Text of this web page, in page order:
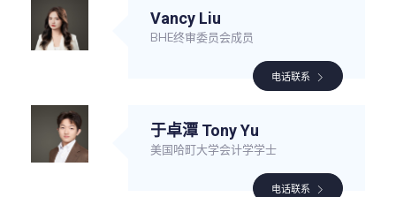
Vancy Liu
BHE终审委员会成员
电话联系
于卓潭 Tony Yu
美国哈町大学会计学学士
电话联系